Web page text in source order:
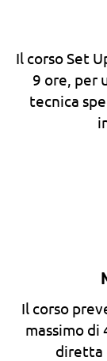
Il corso Set
9 ore, per
tecnica
Il corso
massimo
diretta